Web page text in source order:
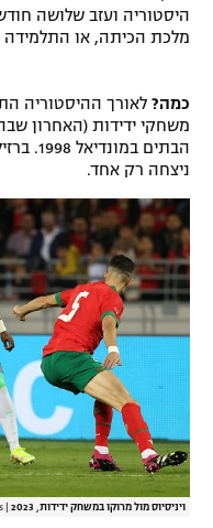
היסטוריה ועזב שלושה
מלכת הכיתה, או
כמה? לאורך ההיסטוריה
הבתים
ניצחה רק אחד.
ויניסיוס מול מרוקו במשחק ידידות, 2023